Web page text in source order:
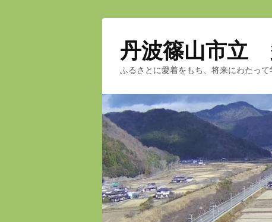
丹波篠山市立
ふるさとに愛着をもち、将来にわたっ